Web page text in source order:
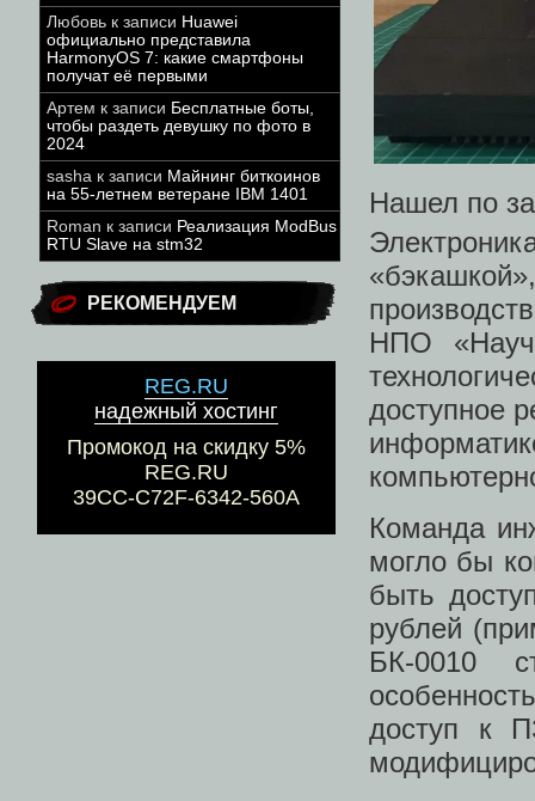
Любовь к записи Huawei
официально представила
HarmonyOS 7: какие смартфоны
получат её первыми
Артем к записи Бесплатные боты,
чтобы раздеть девушку по фото в
2024
sasha к записи Майнинг биткоинов
на 55-летнем ветеране IBM 1401
Roman к записи Реализация ModBus
RTU Slave на stm32
РЕКОМЕНДУЕМ
REG.RU
надежный хостинг
Промокод на скидку 5%
REG.RU
39CC-C72F-6342-560A
Нашел по
НПО
доступное
Команда
могло бы
быть
рублей
БК-0010
доступ к